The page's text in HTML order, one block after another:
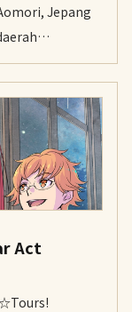
Jepang
tempat
Act